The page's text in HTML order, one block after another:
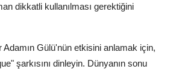
dikkatli kullanılması gerektiğini
Adamın Gülü'nün etkisini anlamak için,
şarkısını dinleyin. Dünyanın sonu